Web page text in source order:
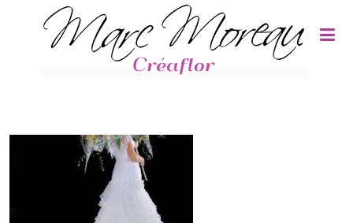
Panneau de gestion des cookies